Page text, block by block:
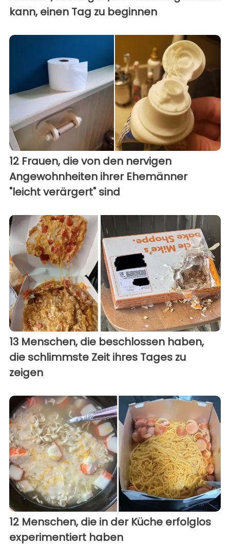
kann, einen Tag zu beginnen
12 Frauen, die von den nervigen
Angewohnheiten ihrer Ehemänner
"leicht verärgert" sind
13 Menschen, die beschlossen haben,
die schlimmste Zeit ihres Tages zu
zeigen
12 Menschen, die in der Küche erfolglos
experimentiert haben